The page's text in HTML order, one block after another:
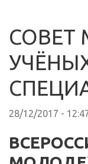
28/12/2017 -